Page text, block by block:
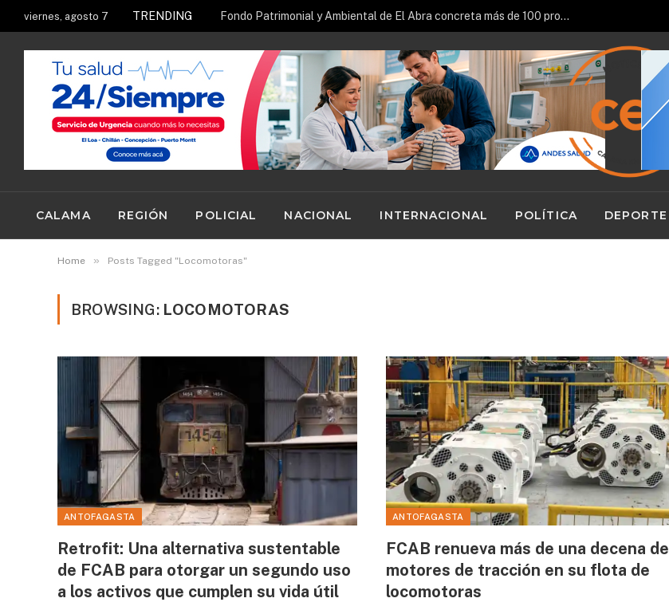
viernes, agosto 7 TRENDING Fondo Patrimonial y Ambiental de El Abra concreta más de 100 proyectos impulsados en la región
CALAMA REGIÓN POLICIAL NACIONAL INTERNACIONAL POLÍTICA DEPORTE
Home » Posts Tagged "Locomotoras"
BROWSING: LOCOMOTORAS
ANTOFAGASTA
Retrofit: Una alternativa sustentable
de FCAB para otorgar un segundo uso
a los activos que cumplen su vida útil
ANTOFAGASTA
FCAB renueva más de una decena de
motores de tracción en su flota de
locomotoras